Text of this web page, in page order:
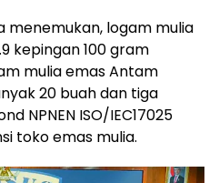
menemukan, logam mulia
kepingan 100 gram
mulia emas Antam
20 buah dan tiga
NPNEN ISO/IEC17025
toko emas mulia.